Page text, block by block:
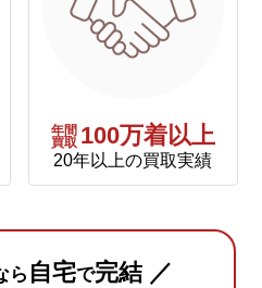
年間
買取 100万着以上
20年以上の買取実績
ら 自宅で完結 ／